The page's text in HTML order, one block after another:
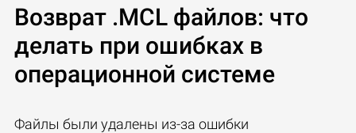
Возврат .MCL файлов: что
делать при ошибках в
операционной системе
Файлы были удалены из-за ошибки